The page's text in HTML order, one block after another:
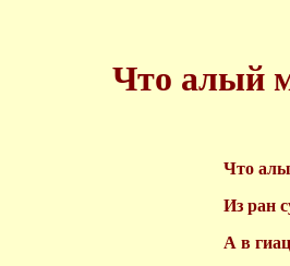
Что алый
Что
Из ран
А в